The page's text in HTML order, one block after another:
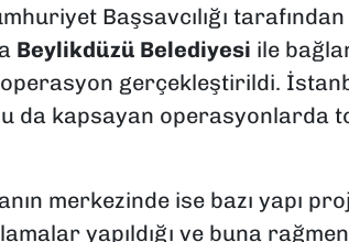
Başsavcılığı
Beylikdüzü Belediyesi ile
operasyon gerçekleştirildi.
da kapsayan operasyonlarda
merkezinde ise bazı yapı
yapıldığı ve buna